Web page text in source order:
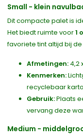
Small - klein
Dit compacte palet is
Het biedt ruimte voor1
favoriete tint altijd bij
Afmetingen: 4,2
Kenmerken:
recyclebaar
Gebruik:Plaats
vervang deze
Medium -